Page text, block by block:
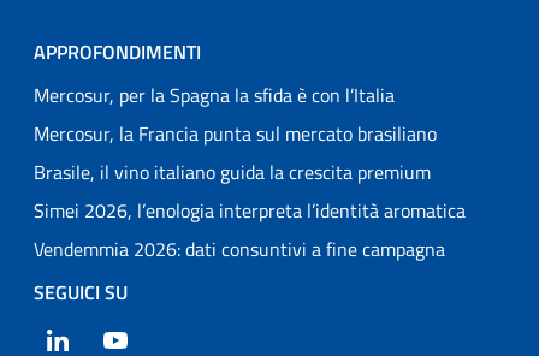
APPROFONDIMENTI
Mercosur, per la Spagna la sfida è con l’Italia
Mercosur, la Francia punta sul mercato brasiliano
Brasile, il vino italiano guida la crescita premium
Simei 2026, l’enologia interpreta l’identità aromatica
Vendemmia 2026: dati consuntivi a fine campagna
SEGUICI SU
LinkedIn